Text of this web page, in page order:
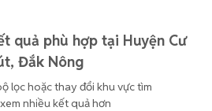
quả phù hợp tại Huyện Cư
Đắk Nông
lọc hoặc thay đổi khu vực tìm
nhiều kết quả hơn